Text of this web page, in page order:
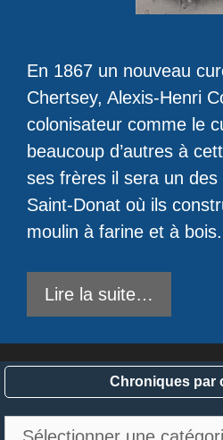
En 1867 un nouveau
Chertsey, Alexis-Henri
colonisateur comme le
beaucoup d’autres à
ses frères il sera un
Saint-Donat où ils
moulin à farine et à bois.
Lire la suite…
Chroniques par